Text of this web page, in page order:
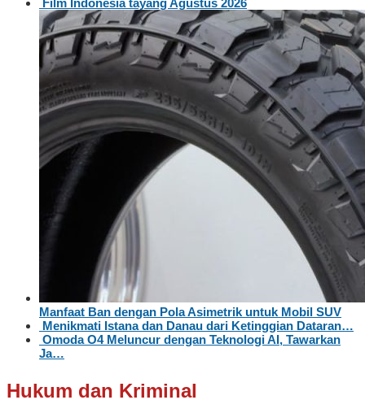
Manfaat Ban dengan Pola Asimetrik untuk Mobil SUV
Menikmati Istana dan Danau dari Ketinggian Dataran…
Omoda O4 Meluncur dengan Teknologi AI, Tawarkan
Ja…
Hukum dan Kriminal